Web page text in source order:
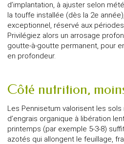
d’implantation, à ajuster selon
la touffe installée (dès la 2e
exceptionnel, réservé aux
Privilégiez alors un arrosage
goutte-à-goutte permanent, pour
en profondeur.
Côté nutrition,
Les Pennisetum valorisent les
d’engrais organique à libération
printemps (par exemple 5-3-8)
azotés qui allongent le feuillage,